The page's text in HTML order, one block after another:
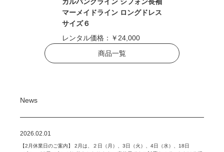
マーメイドライン ロングドレス
サイズ６
レンタル価格： ￥24,000
商品一覧
News
2026.02.01
【2月休業日のご案内】 2月は、２日（月）、3日（火）、4日（水）、18日